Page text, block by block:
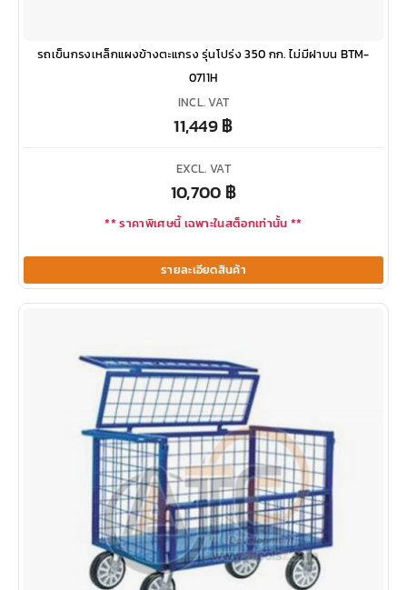
รถเข็นกรงเหล็กแผงข้างตะแกรง รุ่นโปร่ง 350 กก. ไม่มีฝาบน BTM-
0711H
INCL. VAT
11,449฿
EXCL. VAT
10,700 ฿
** ราคาพิเศษนี้ เฉพาะในสต็อกเท่านั้น **
รายละเอียดสินค้า